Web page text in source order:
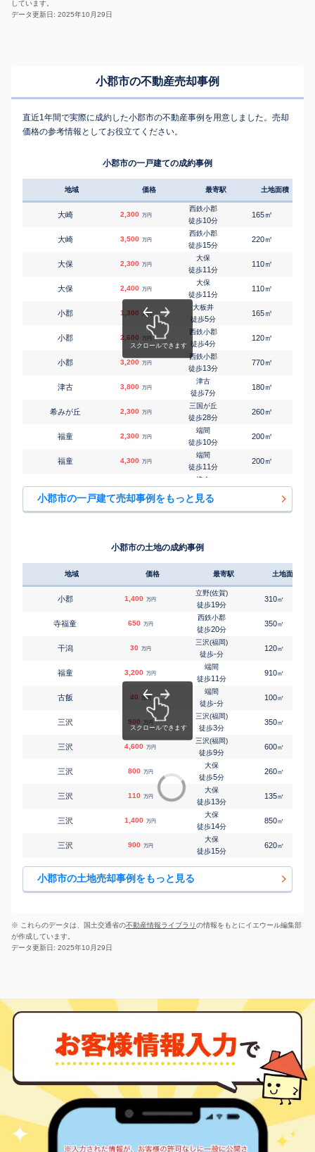
しています。
データ更新日: 2025年10月29日
小郡市の不動産売却事例
直近1年間で実際に成約した小郡市の不動産事例を用意しました。売却
価格の参考情報としてお役立てください。
小郡市の一戸建ての成約事例
地域 価格 最寄駅 土地面積
大崎 2,300 万円
西鉄小郡
徒歩10分
165㎡
大崎 3,500 万円
西鉄小郡
徒歩15分
220㎡
大保 2,300 万円
大保
徒歩11分
110㎡
大保 2,400 万円
大保
徒歩11分
110㎡
小郡 1,300 万円
大板井
徒歩5分
165㎡
小郡 2,600 万円
西鉄小郡
徒歩4分
120㎡
小郡 3,200 万円
西鉄小郡
徒歩13分
770㎡
津古 3,800 万円
津古
徒歩7分
180㎡
希みが丘 2,300 万円
三国が丘
徒歩28分
260㎡
福童 2,300 万円
端間
徒歩10分
200㎡
福童 4,300 万円
端間
徒歩11分
200㎡
三国が丘 2,900 万円
津古
135㎡
美鈴が丘 2,700 万円
三国が丘
16
220㎡ 125
三国が丘
徒歩10分
小郡市の一戸建て売却事例をもっと見る
小郡市の土地の成約事例
地域 価格 最寄駅 土地面積
小郡 1,400 万円
立野(佐賀)
徒歩19分
310㎡
寺福童 650 万円
西鉄小郡
徒歩20分
350㎡
干潟 30 万円
三沢(福岡)
徒歩-分
120㎡
福童 3,200 万円
端間
徒歩11分
910㎡
古飯 40 万円
端間
徒歩-分
100㎡
三沢 900 万円
三沢(福岡)
徒歩3分
350㎡
三沢 4,600 万円
三沢(福岡)
徒歩9分
600㎡
三沢 800 万円
大保
徒歩5分
260㎡
三沢 110 万円
大保
徒歩13分
135㎡
三沢 1,400 万円
大保
徒歩14分
850㎡
三沢 900 万円
大保
徒歩15分
620㎡
小郡市の土地売却事例をもっと見る
※ これらのデータは、国土交通省の不動産情報ライブラリの情報をもとにイエウール編集部
が作成しています。
データ更新日: 2025年10月29日